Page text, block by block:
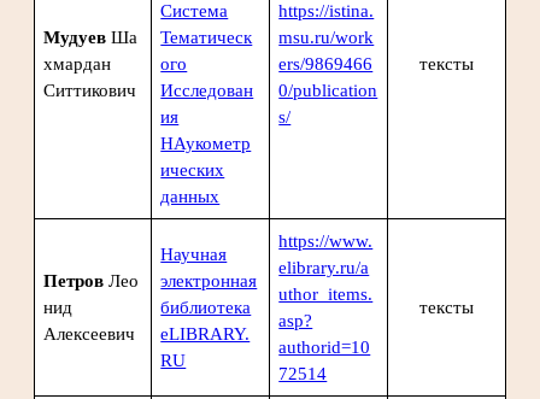
МудуевШа
хмардан
Ситтикович
Система
Тематическ
ого
Исследован
ия
НАукометр
ических
данных
https://istina.
msu.ru/work
ers/9869466
0/publication
s/
тексты
Петров Лео
нид
Алексеевич
Научная
электронная
библиотека
eLIBRARY.
RU
https://www.
elibrary.ru/a
uthor_items.
asp?
authorid=10
72514
тексты